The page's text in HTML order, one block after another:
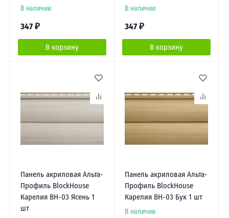
В наличии
347 ₽
В корзину
В наличии
347 ₽
В корзину
Панель акриловая Альта-
Профиль BlockHouse
Карелия BH-03 Ясень 1
шт
Панель акриловая Альта-
Профиль BlockHouse
Карелия BH-03 Бук 1 шт
В наличии